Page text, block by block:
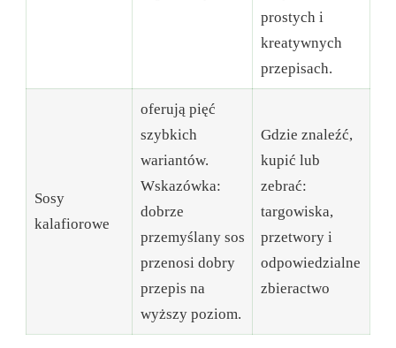
prostych i
kreatywnych
przepisach.
Sosy
kalafiorowe
oferują pięć
szybkich
wariantów.
Wskazówka:
dobrze
przemyślany sos
przenosi dobry
przepis na
wyższy poziom.
Gdzie znaleźć,
kupić lub
zebrać:
targowiska,
przetwory i
odpowiedzialne
zbieractwo